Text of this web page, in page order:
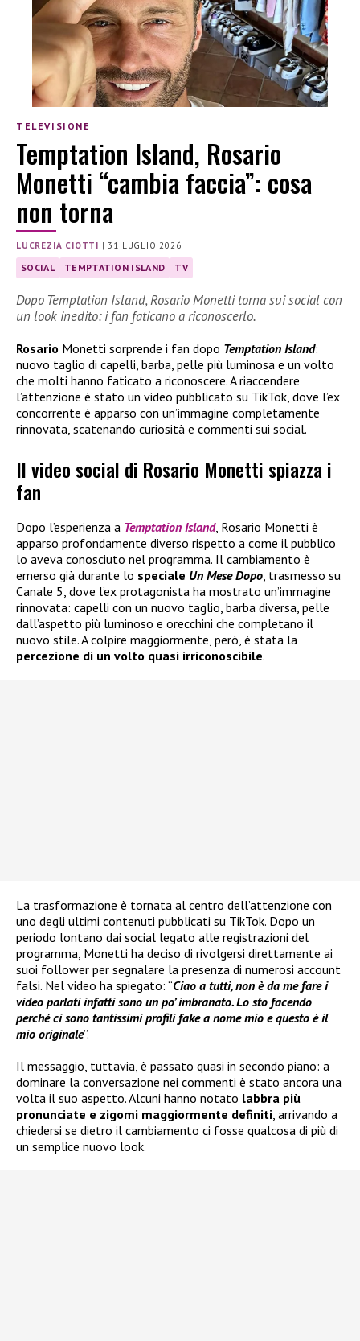
TELEVISIONE
Temptation Island, Rosario
Monetti “cambia faccia”: cosa
non torna
LUCREZIA CIOTTI |31 LUGLIO 2026
SOCIAL TEMPTATION ISLAND TV
Dopo Temptation Island, Rosario Monetti torna sui social con
un look inedito: i fan faticano a riconoscerlo.
Rosario Monetti sorprende i fan dopo Temptation Island:
nuovo taglio di capelli, barba, pelle più luminosa e un volto
che molti hanno faticato a riconoscere. A riaccendere
l’attenzione è stato un video pubblicato su TikTok, dove l’ex
concorrente è apparso con un’immagine completamente
rinnovata, scatenando curiosità e commenti sui social.
Il video social di Rosario Monetti spiazza i
fan
Dopo l’esperienza a Temptation Island, Rosario Monetti è
apparso profondamente diverso rispetto a come il pubblico
lo aveva conosciuto nel programma. Il cambiamento è
emerso già durante lo speciale Un Mese Dopo, trasmesso su
Canale 5, dove l’ex protagonista ha mostrato un’immagine
rinnovata: capelli con un nuovo taglio, barba diversa, pelle
dall’aspetto più luminoso e orecchini che completano il
nuovo stile. A colpire maggiormente, però, è stata la
percezione di un volto quasi irriconoscibile.
La trasformazione è tornata al centro dell’attenzione con
uno degli ultimi contenuti pubblicati su TikTok. Dopo un
periodo lontano dai social legato alle registrazioni del
programma, Monetti ha deciso di rivolgersi direttamente ai
suoi follower per segnalare la presenza di numerosi account
falsi. Nel video ha spiegato: “Ciao a tutti, non è da me fare i
video parlati infatti sono un po’ imbranato. Lo sto facendo
perché ci sono tantissimi profili fake a nome mio e questo è il
mio originale”.
Il messaggio, tuttavia, è passato quasi in secondo piano: a
dominare la conversazione nei commenti è stato ancora una
volta il suo aspetto. Alcuni hanno notato labbra più
pronunciate e zigomi maggiormente definiti, arrivando a
chiedersi se dietro il cambiamento ci fosse qualcosa di più di
un semplice nuovo look.